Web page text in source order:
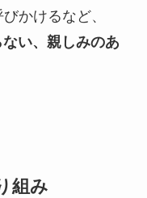
かけるなど、
い、親しみのあ
組み